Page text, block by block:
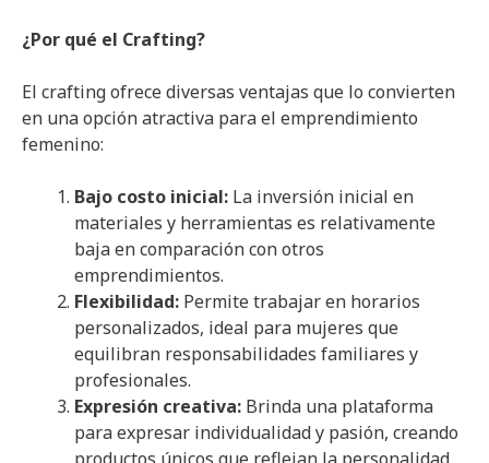
¿Por qué el Crafting?
El crafting ofrece diversas ventajas que lo convierten
en una opción atractiva para el emprendimiento
femenino:
Bajo costo inicial: La inversión inicial en
materiales y herramientas es relativamente
baja en comparación con otros
emprendimientos.
Flexibilidad: Permite trabajar en horarios
personalizados, ideal para mujeres que
equilibran responsabilidades familiares y
profesionales.
Expresión creativa: Brinda una plataforma
para expresar individualidad y pasión, creando